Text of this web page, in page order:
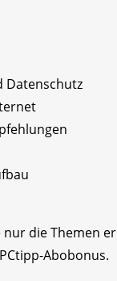
Datenschutz
die Themen
Abobonus.